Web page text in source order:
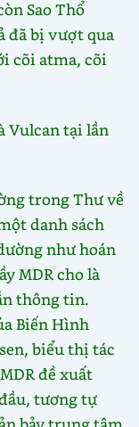
Sao Thổ
đã bị vượt qua
cõi atma, cõi
Vulcan tại lần
trong Thư về
danh sách
như hoán
MDR cho là
thông tin.
Biến Hình
biểu thị tác
đề xuất
tương tự